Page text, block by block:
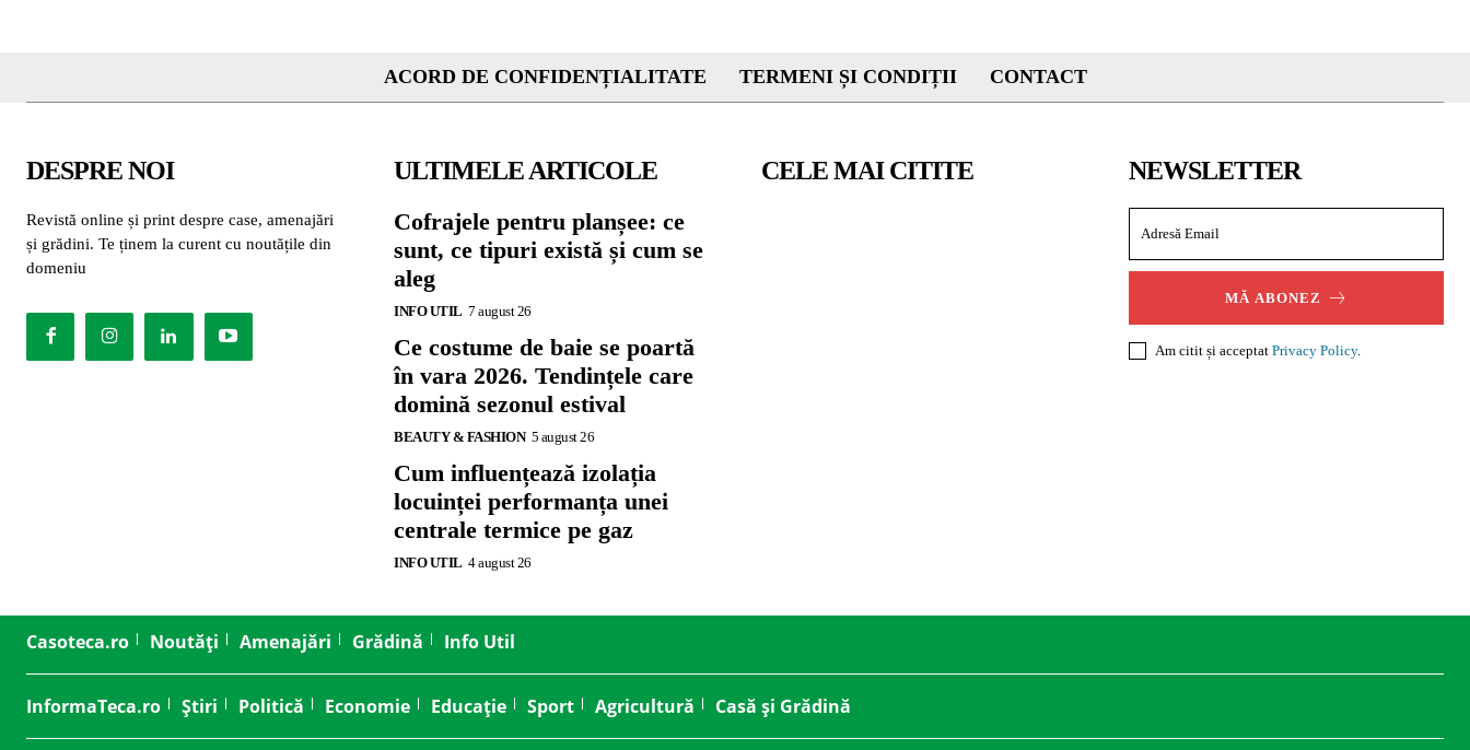
ACORD DE CONFIDENȚIALITATE TERMENI ȘI CONDIȚII CONTACT
DESPRE NOI
Revistă online și print despre case, amenajări
și grădini. Te ținem la curent cu noutățile din
domeniu
ULTIMELE ARTICOLE
Cofrajele pentru planșee: ce
sunt, ce tipuri există și cum se
aleg
INFO UTIL 7 august 26
Ce costume de baie se poartă
în vara 2026. Tendințele care
domină sezonul estival
BEAUTY & FASHION 5 august 26
Cum influențează izolația
locuinței performanța unei
centrale termice pe gaz
INFO UTIL 4 august 26
CELE MAI CITITE NEWSLETTER
MĂ ABONEZ
Am citit și acceptat Privacy Policy.
Casoteca.ro Noutăți Amenajări Grădină Info Util
InformaTeca.ro Știri Politică Economie Educație Sport Agricultură Casă și Grădină